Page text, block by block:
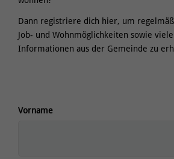
Dann registriere dich hier, um
Job- und Wohnmöglichkeiten sowie
Informationen aus der Gemeinde zu
Vorname